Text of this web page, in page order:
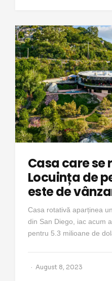
Casa care se
Locuința de
este de
Casa rotativă aparținea
din San Diego, iac acum
pentru 5.3 milioane de
August 8, 2023